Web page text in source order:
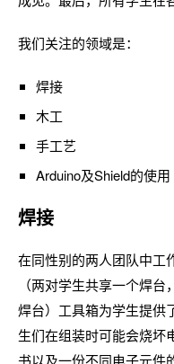
我们关注的领域是：
焊接
木工
手工艺
Arduino及Shield的使用
焊接
在同性别的两人团队中工
（两对学生共享一个焊
焊台）工具箱为学生提供
生们在组装时可能会烧坏
书以及一份不同电子元件